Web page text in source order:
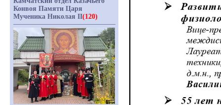
Конвоя Памяти Царя
Мученика Николая II(120)